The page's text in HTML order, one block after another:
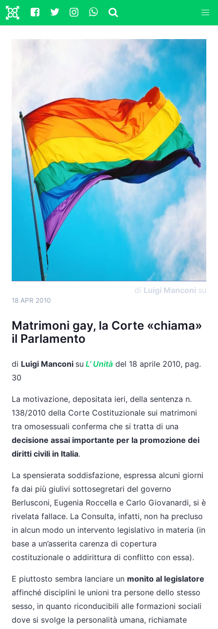
di Luigi Manconi su
Unitàdel 18 aprile 2010, pag. 30
La motivazione, depositata ieri, della sentenza n.
138/2010 della Corte Costituzionale sui matrimoni
tra omosessuali conferma che si tratta di una
decisione assai importante per la promozione dei
diritti civili in Italia
18 APR 2010
Matrimoni gay, la Corte «chiama»
il Parlamento
di Luigi Manconi su L’ Unità del 18 aprile 2010, pag.
30
La motivazione, depositata ieri, della sentenza n.
138/2010 della Corte Costituzionale sui matrimoni
tra omosessuali conferma che si tratta di una
decisione assai importante per la promozione dei
diritti civili in Italia.
La spensierata soddisfazione, espressa alcuni giorni
fa dai più giulivi sottosegretari del governo
Berlusconi, Eugenia Roccella e Carlo Giovanardi, si è
rivelata fallace. La Consulta, infatti, non ha precluso
in alcun modo un intervento legislativo in materia (in
base a un’asserita carenza di copertura
costituzionale o addirittura di conflitto con essa).
E piuttosto sembra lanciare un monito al legislatore
affinché disciplini le unioni tra persone dello stesso
sesso, in quanto riconducibili alle formazioni sociali
dove si svolge la personalità umana, richiamate